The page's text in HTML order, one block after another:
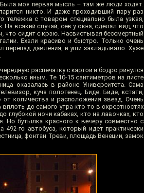
Была моя первая мысль – там же люди ходят.
никто. И даже проходивший пару раз
тележка с товаром специально была узкая,
всякий случай, сев у окна, сделал вид, что
что сидит с краю. Насвистывая бессмертный
Ехали красиво и быстро. Только очень
перепад давления, и уши закладывало. Хуже
распечатку с картой и бодро ринулся
иным. Те 10-15 сантиметров на листе
оказалась в районе Университета. Сама
куча полотенец. Биде. Биде, кстати,
количества и расположения звезд. Очень
до самого утра кто-то в окрестностях
ночи кабаках, кто на лавочках, кто
Но бутылка красного к вечеру совместно с
го автобуса, который идет практически
фонтан Треви, площадь Венеции, замок